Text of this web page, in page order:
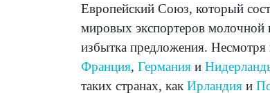
Европейский Союз, который
мировых экспортеров молочной
избытка предложения. Несмотря
Франция, Германия и
таких странах, как Ирландия и